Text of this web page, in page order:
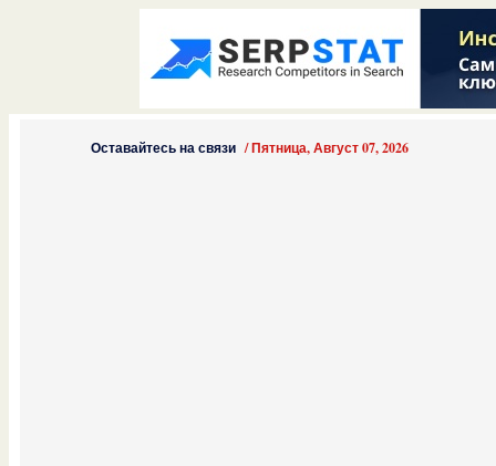
Оставайтесь на связи /Пятница, Август 07, 2026